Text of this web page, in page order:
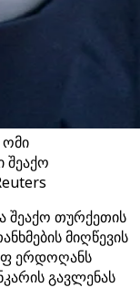
ომი
შეაქო თურქეთის
მიღწევის
ერდოღანს
გავლენას